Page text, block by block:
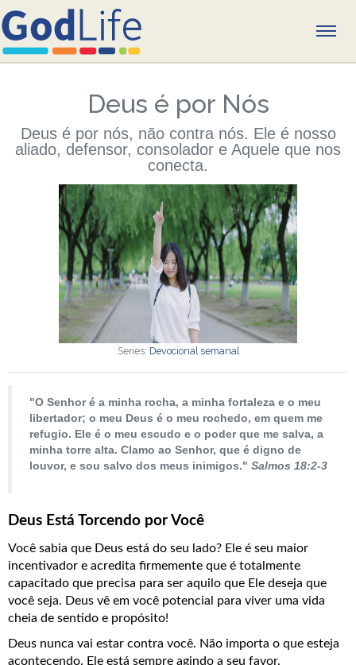
Próximos passos por 30 dias
Guia para Novos Convertidos
Devocional semanal
A BÍBLIA
Sobre a Bíblia
Leia a Bíblia
Baixe o aplicativo da Bíblia
CONECTE-SE
Deus é por Nós
Deus é por nós, não contra nós. Ele é nosso
aliado, defensor, consolador e Aquele que nos
conecta.
Series: Devocional semanal
"O Senhor é a minha rocha, a minha fortaleza e o meu
libertador; o meu Deus é o meu rochedo, em quem me
refugio. Ele é o meu escudo e o poder que me salva, a
minha torre alta. Clamo ao Senhor, que é digno de
louvor, e sou salvo dos meus inimigos." Salmos 18:2-3
Deus Está Torcendo por Você
Você sabia que Deus está do seu lado? Ele é seu maior
incentivador e acredita firmemente que é totalmente
capacitado que precisa para ser aquilo que Ele deseja que
você seja. Deus vê em você potencial para viver uma vida
cheia de sentido e propósito!
Deus nunca vai estar contra você. Não importa o que esteja
acontecendo, Ele está sempre agindo a seu favor.